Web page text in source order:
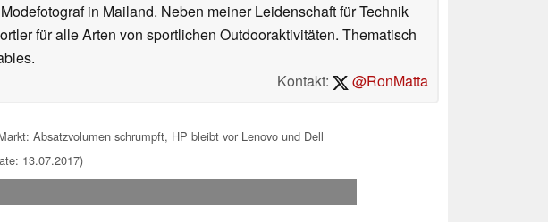
in Mailand. Neben meiner Leidenschaft für Technik
für alle Arten von sportlichen Outdooraktivitäten. Thematisch
Kontakt:
@RonMatta
Absatzvolumen schrumpft, HP bleibt vor Lenovo und Dell
13.07.2017)